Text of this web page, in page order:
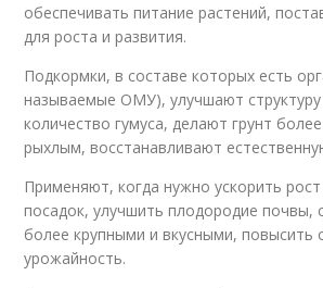
обеспечивать питание растений,
для роста и развития.
Подкормки, в составе которых есть
называемые ОМУ), улучшают
количество гумуса, делают грунт
рыхлым, восстанавливают
Применяют, когда нужно ускорить
посадок, улучшить плодородие почвы,
более крупными и вкусными,
урожайность.